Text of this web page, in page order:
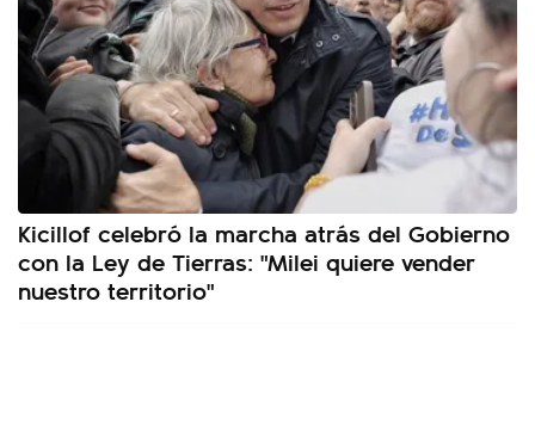
Kicillof celebró la marcha atrás del Gobierno
con la Ley de Tierras: "Milei quiere vender
nuestro territorio"